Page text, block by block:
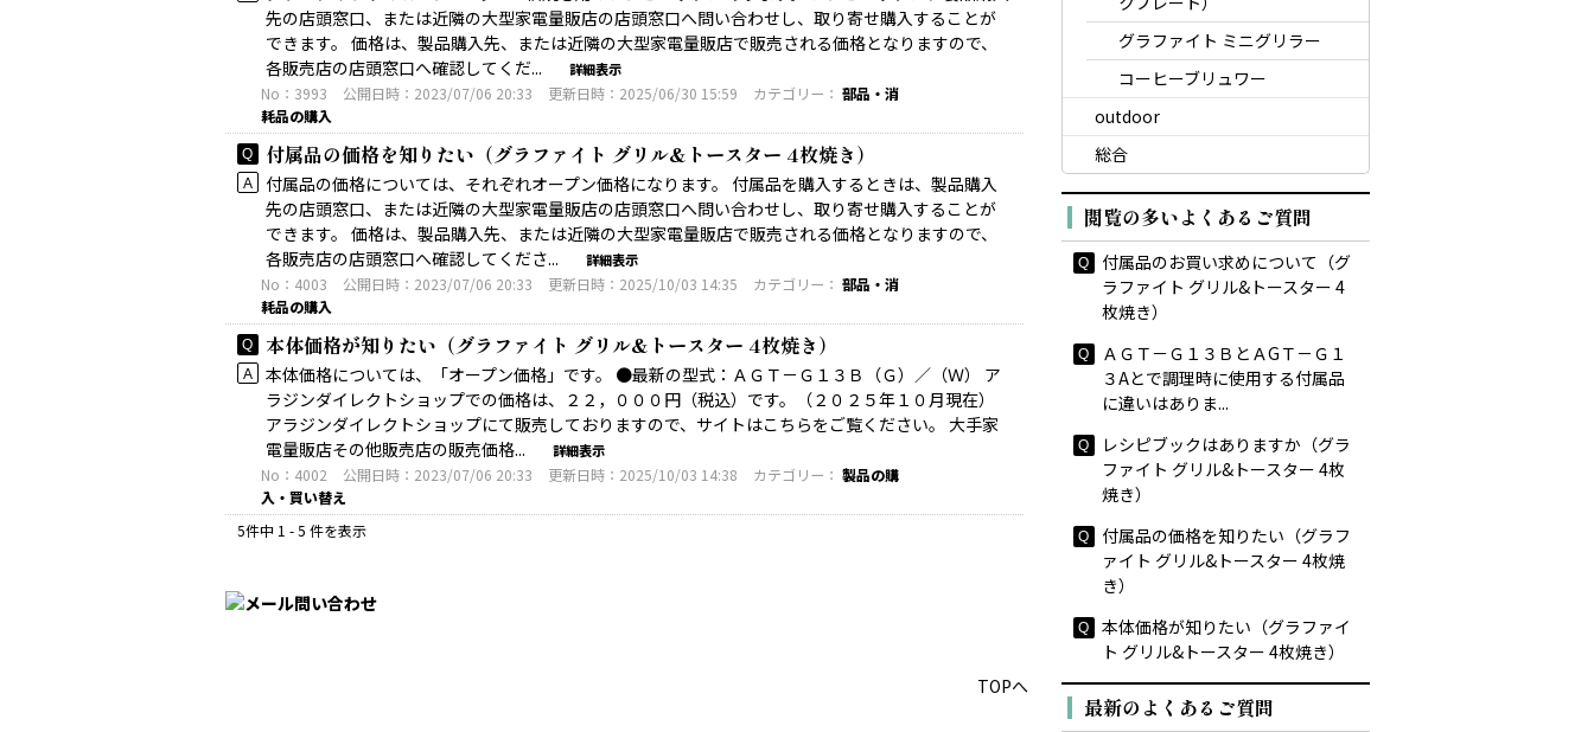
グラファイト ミニグリラー
コーヒーブリュワー
outdoor
総合
閲覧の多いよくあるご質問
付属品のお買い求めについて（グ
ラファイト グリル&トースター 4
枚焼き）
ＡＧＴ－Ｇ１３ＢとＡGＴ－Ｇ１
３Aとで調理時に使用する付属品
に違いはありま...
レシピブックはありますか（グラ
ファイト グリル&トースター 4枚
焼き）
付属品の価格を知りたい（グラフ
ァイト グリル&トースター 4枚焼
き）
本体価格が知りたい（グラファイ
ト グリル&トースター 4枚焼き）
最新のよくあるご質問
先の店頭窓口、または近隣の大型家電量販店の店頭窓口へ問い合わせし、取り寄せ購入することが
できます。 価格は、製品購入先、または近隣の大型家電量販店で販売される価格となりますので、
各販売店の店頭窓口へ確認してくだ...
詳細表示
No：3993 公開日時：2023/07/06 20:33 更新日時：2025/06/30 15:59 カテゴリー： 部品・消
耗品の購入
付属品の価格を知りたい（グラファイト グリル&トースター 4枚焼き）
付属品の価格については、それぞれオープン価格になります。 付属品を購入するときは、製品購入
先の店頭窓口、または近隣の大型家電量販店の店頭窓口へ問い合わせし、取り寄せ購入することが
できます。 価格は、製品購入先、または近隣の大型家電量販店で販売される価格となりますので、
各販売店の店頭窓口へ確認してくださ...
詳細表示
No：4003 公開日時：2023/07/06 20:33 更新日時：2025/10/03 14:35 カテゴリー： 部品・消
耗品の購入
本体価格が知りたい（グラファイト グリル&トースター 4枚焼き）
本体価格については、「オープン価格」です。 ●最新の型式：ＡＧＴ－Ｇ１３Ｂ（Ｇ）／（Ｗ） ア
ラジンダイレクトショップでの価格は、２２，０００円（税込）です。（２０２５年１０月現在）
アラジンダイレクトショップにて販売しておりますので、サイトはこちらをご覧ください。 大手家
電量販店その他販売店の販売価格...
詳細表示
No：4002 公開日時：2023/07/06 20:33 更新日時：2025/10/03 14:38 カテゴリー： 製品の購
入・買い替え
5件中 1 - 5 件を表示
TOPへ